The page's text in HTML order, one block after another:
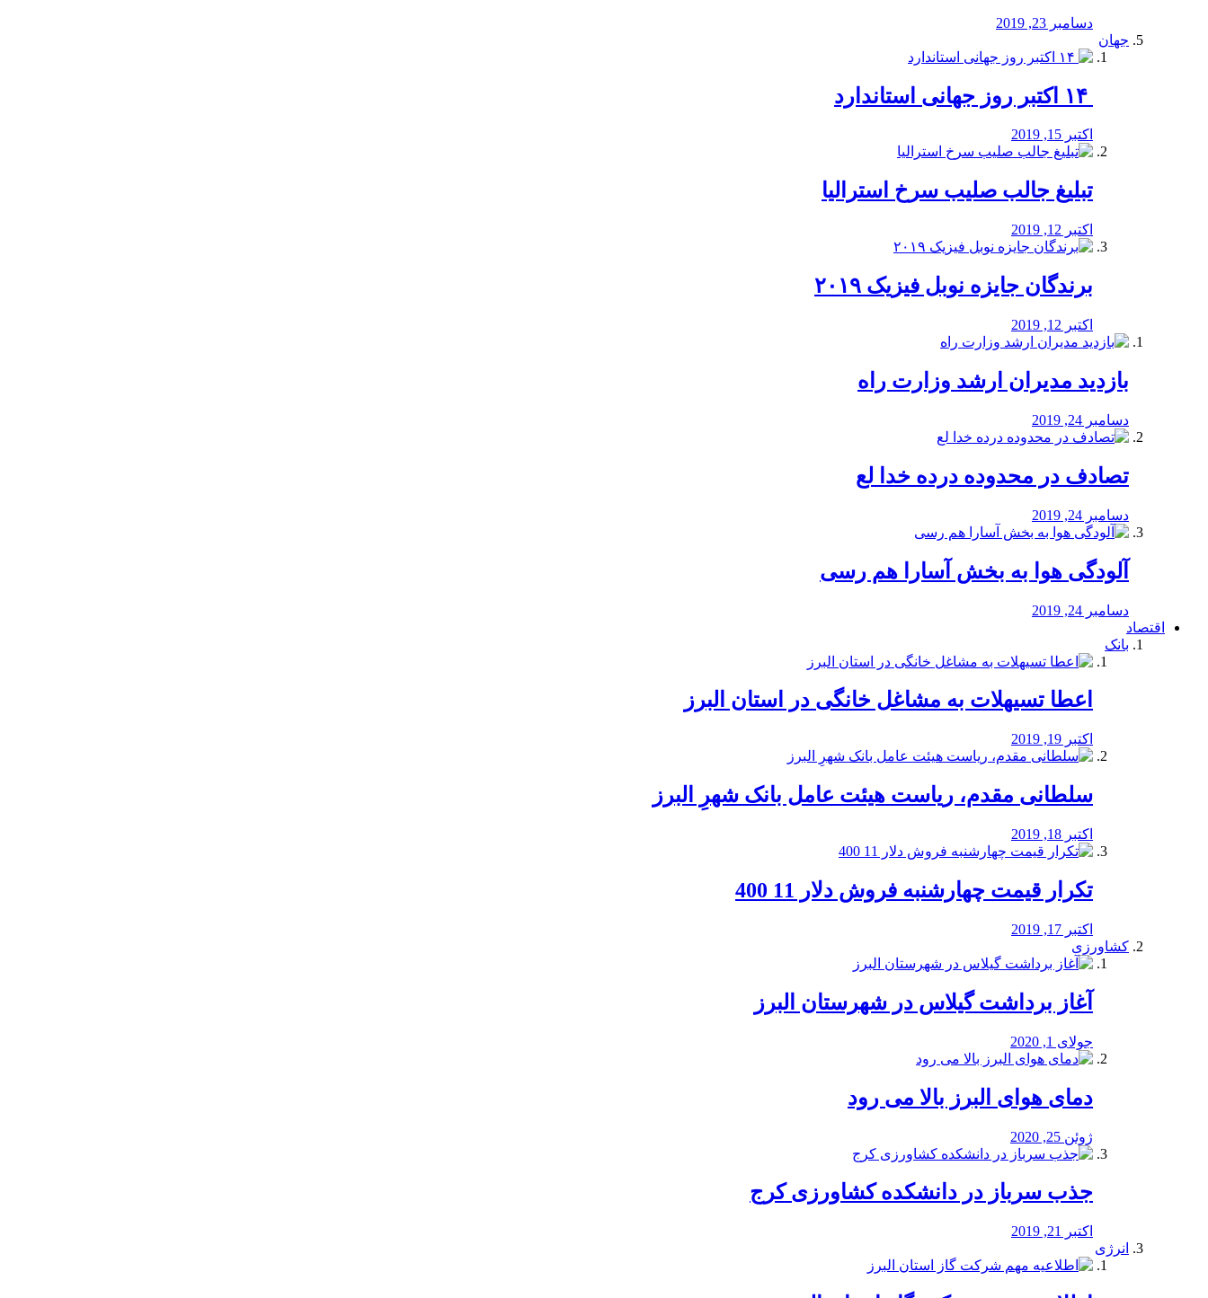
دسامبر 23, 2019
جهان
اکتبر 15, 2019
تبلیغ جالب صلیب سرخ استرالیا
اکتبر 12, 2019
برندگان جایزه نوبل فیزیک ۲۰۱۹
اکتبر 12, 2019
بازدید مدیران ارشد وزارت راه
دسامبر 24, 2019
تصادف در محدوده درده خدا لع
دسامبر 24, 2019
آلودگی هوا به بخش آسارا هم رسی
دسامبر 24, 2019
اقتصاد
بانک
️اعطا تسیهلات به مشاغل خانگی در استان البرز
اکتبر 19, 2019
سلطانی مقدم، ریاست هیئت عامل بانک شهرِ البرز
اکتبر 18, 2019
تکرار قیمت چهارشنبه فروش دلار 11 400
اکتبر 17, 2019
کشاورزی
آغاز برداشت گیلاس در شهرستان البرز
جولای 1, 2020
دمای هوای البرز بالا می رود
ژوئن 25, 2020
جذب سرباز در دانشکده کشاورزی کرج
اکتبر 21, 2019
انرژی